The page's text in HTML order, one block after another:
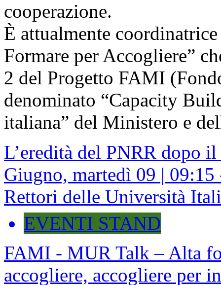
cooperazione.
È attualmente
Formare per Accogliere”
2 del Progetto FAMI
denominato “Capacity
italiana” del Ministero e
L’eredità del PNRR dopo
Giugno, martedì 09 |
Rettori delle Università
EVENTI STAND
FAMI - MUR Talk – Alta
accogliere, accogliere per